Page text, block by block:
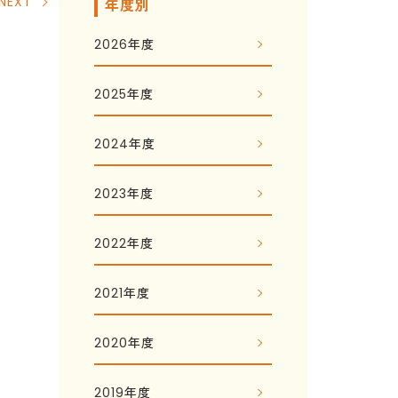
年度別
2026年度
2025年度
2024年度
2023年度
2022年度
2021年度
2020年度
2019年度